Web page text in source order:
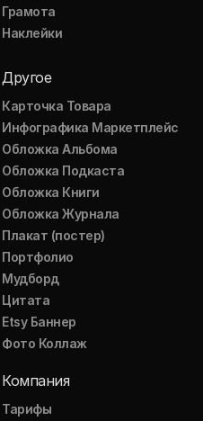
Грамота
Наклейки
Другое
Карточка Товара
Инфографика Маркетплейс
Обложка Альбома
Обложка Подкаста
Обложка Книги
Обложка Журнала
Плакат (постер)
Портфолио
Мудборд
Цитата
Etsy Баннер
Фото Коллаж
Компания
Тарифы